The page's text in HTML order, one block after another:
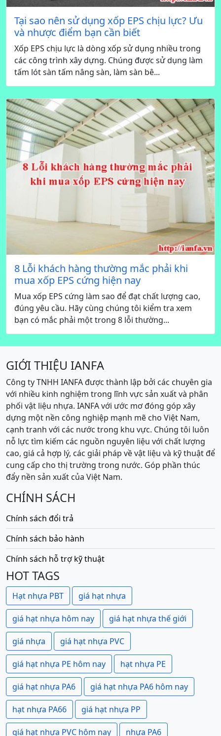
Tại sao nên sử dụng xốp EPS chịu lực? Ưu
và nhược điểm bạn cần biết
Xốp EPS chịu lực là dòng xốp sử dụng nhiều trong
các công trình xây dựng. Chúng được sử dụng làm
tấm lót sàn tấm nâng sàn, làm sàn bê...
8 Lỗi khách hàng thường mắc phải khi
mua xốp EPS cứng hiện nay
Mua xốp EPS cứng làm sao để đạt chất lượng cao,
đúng yêu cầu. Hãy cùng chúng tôi kiểm tra xem
bạn có mắc phải một trong 8 lỗi thường...
GIỚI THIỆU IANFA
Công ty TNHH IANFA được thành lập bởi các chuyên gia
với nhiều kinh nghiệm trong lĩnh vực sản xuất và phân
phối vật liệu nhựa. IANFA với ước mơ đóng góp xây
dựng một nền công nghiệp mạnh mẽ cho Việt Nam,
cạnh tranh với các nước trong khu vực. Chúng tôi luôn
nỗ lực tìm kiếm các nguồn nguyên liệu với chất lượng
cao, giá cả hợp lý, các giải pháp về vật liệu và kỹ thuật để
cung cấp cho thị trường trong nước. Góp phần thúc
đẩy nền sản xuất của Việt Nam.
CHÍNH SÁCH
Chính sách đổi trả
Chính sách bảo hành
Chính sách hỗ trợ kỹ thuật
HOT TAGS
Hạt nhựa PBT giá hạt nhựa
giá hạt nhựa hôm nay giá hạt nhựa thế giới
giá nhựa giá hạt nhựa PVC
giá hạt nhựa PE hôm nay hạt nhựa PE
giá hạt nhựa PA6 giá hạt nhựa PA6 hôm nay
hạt nhựa PA66 giá hạt nhựa PP
giá hạt nhựa PVC hôm nay nhựa PA6